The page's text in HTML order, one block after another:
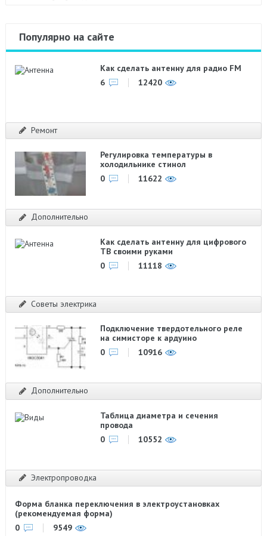
Популярно на сайте
Как сделать антенну для радио FM
6
12420
Ремонт
Регулировка температуры в
холодильнике стинол
0
11622
Дополнительно
Как сделать антенну для цифрового
ТВ своими руками
0
11118
Советы электрика
Подключение твердотельного реле
на симисторе к ардуино
0
10916
Дополнительно
Таблица диаметра и сечения
провода
0
10552
Электропроводка
Форма бланка переключения в электроустановках
(рекомендуемая форма)
0
9549